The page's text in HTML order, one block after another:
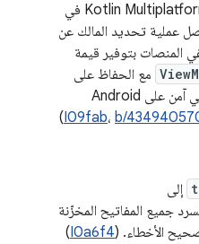
إتاحة جميع أهداف Kotlin Multiplatform (KMP) في
المنصات بتوفير قيمة
مع الحفاظ على
كخيار احتياطي آمن على Android
(I09fab، b/
إلى
جميع المفاتيح المخزّنة
الأخطاء. (I0a6f4
)